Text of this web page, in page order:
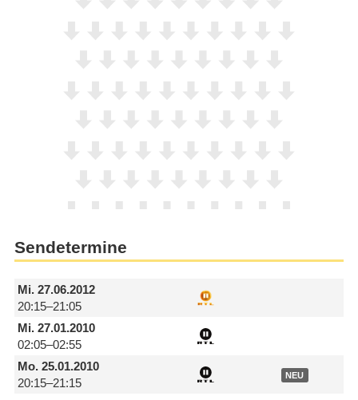
Sendetermine
Mi.27.06.2012
20:15–21:05
Mi.27.01.2010
02:05–02:55
Mo.25.01.2010
20:15–21:15
NEU